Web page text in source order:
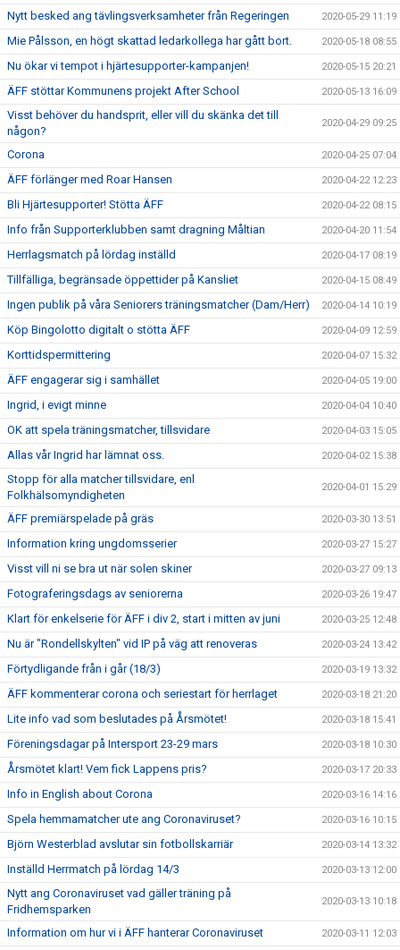
Nytt besked ang tävlingsverksamheter från Regeringen 2020-05-29 11:19
Mie Pålsson, en högt skattad ledarkollega har gått bort. 2020-05-18 08:55
Nu ökar vi tempot i hjärtesupporter-kampanjen! 2020-05-15 20:21
ÄFF stöttar Kommunens projekt After School 2020-05-13 16:09
Visst behöver du handsprit, eller vill du skänka det till
någon?
2020-04-29 09:25
Corona 2020-04-25 07:04
ÄFF förlänger med Roar Hansen 2020-04-22 12:23
Bli Hjärtesupporter! Stötta ÄFF 2020-04-22 08:15
Info från Supporterklubben samt dragning Måltian 2020-04-20 11:54
Herrlagsmatch på lördag inställd 2020-04-17 08:19
Tillfälliga, begränsade öppettider på Kansliet 2020-04-15 08:49
Ingen publik på våra Seniorers träningsmatcher (Dam/Herr) 2020-04-14 10:19
Köp Bingolotto digitalt o stötta ÄFF 2020-04-09 12:59
Korttidspermittering 2020-04-07 15:32
ÄFF engagerar sig i samhället 2020-04-05 19:00
Ingrid, i evigt minne 2020-04-04 10:40
OK att spela träningsmatcher, tillsvidare 2020-04-03 15:05
Allas vår Ingrid har lämnat oss. 2020-04-02 15:38
Stopp för alla matcher tillsvidare, enl
Folkhälsomyndigheten
2020-04-01 15:29
ÄFF premiärspelade på gräs 2020-03-30 13:51
Information kring ungdomsserier 2020-03-27 15:27
Visst vill ni se bra ut när solen skiner 2020-03-27 09:13
Fotograferingsdags av seniorerna 2020-03-26 19:47
Klart för enkelserie för ÄFF i div 2, start i mitten av juni 2020-03-25 12:48
Nu är "Rondellskylten" vid IP på väg att renoveras 2020-03-24 13:42
Förtydligande från i går (18/3) 2020-03-19 13:32
ÄFF kommenterar corona och seriestart för herrlaget 2020-03-18 21:20
Lite info vad som beslutades på Årsmötet! 2020-03-18 15:41
Föreningsdagar på Intersport 23-29 mars 2020-03-18 10:30
Årsmötet klart! Vem fick Lappens pris? 2020-03-17 20:33
Info in English about Corona 2020-03-16 14:16
Spela hemmamatcher ute ang Coronaviruset? 2020-03-16 10:15
Björn Westerblad avslutar sin fotbollskarriär 2020-03-14 13:32
Inställd Herrmatch på lördag 14/3 2020-03-13 12:00
Nytt ang Coronaviruset vad gäller träning på
Fridhemsparken
2020-03-13 10:18
Information om hur vi i ÄFF hanterar Coronaviruset 2020-03-11 12:03